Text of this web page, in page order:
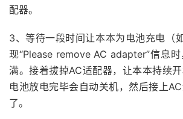
配器。
3、等待一段时间让本本为电池充电（
现“Please remove AC adapter”信息
满。接着拔掉AC适配器，让本本持续开
电池放电完毕会自动关机，然后接上
了。